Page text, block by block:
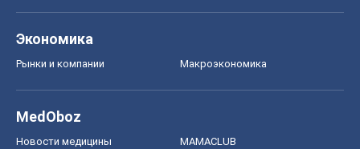
Экономика
Рынки и компании Mакроэкономика
MedOboz
Новости медицины MAMACLUB